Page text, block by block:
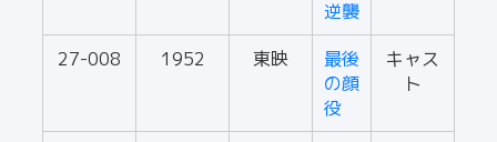
逆襲
27-008 1952 東映
最後
の顔
役
キャス
ト